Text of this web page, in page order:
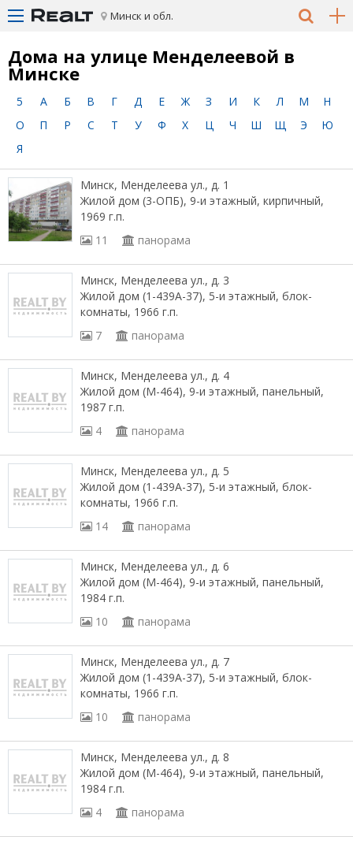
Минск и обл.
Дома на улице Менделеевой в
Минске
5 А Б В Г Д Е Ж З И К Л М
Н
О
П Р С Т У Ф Х Ц Ч Ш Щ Э
Ю
Я
Минск, Менделеева ул., д. 1
Жилой дом (3-ОПБ), 9-и этажный, кирпичный,
1969 г.п.
11
панорама
Минск, Менделеева ул., д. 3
Жилой дом (1-439А-37), 5-и этажный, блок-
комнаты, 1966 г.п.
7
панорама
Минск, Менделеева ул., д. 4
Жилой дом (М-464), 9-и этажный, панельный,
1987 г.п.
4
панорама
Минск, Менделеева ул., д. 5
Жилой дом (1-439А-37), 5-и этажный, блок-
комнаты, 1966 г.п.
14
панорама
Минск, Менделеева ул., д. 6
Жилой дом (М-464), 9-и этажный, панельный,
1984 г.п.
10
панорама
Минск, Менделеева ул., д. 7
Жилой дом (1-439А-37), 5-и этажный, блок-
комнаты, 1966 г.п.
10
панорама
Минск, Менделеева ул., д. 8
Жилой дом (М-464), 9-и этажный, панельный,
1984 г.п.
4
панорама